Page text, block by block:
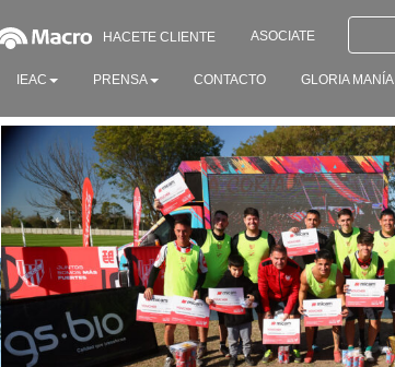
HACETE CLIENTE ASOCIATE
IEAC PRENSA CONTACTO GLORIA MANÍA